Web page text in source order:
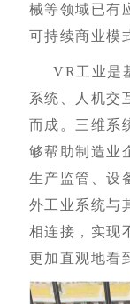
械等领域已有
可持续商业模
VR工业是基
系统、人机交
而成。三维系
够帮助制造业
生产监管、设
外工业系统与
相连接，实现
更加直观地看